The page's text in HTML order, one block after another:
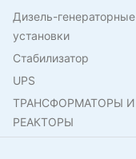
Дизель-генераторные
установки
Стабилизатор
UPS
ТРАНСФОРМАТОРЫ И
РЕАКТОРЫ